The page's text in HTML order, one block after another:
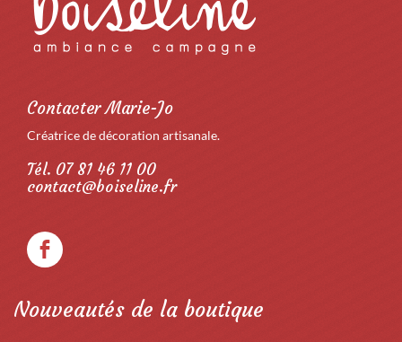
Contacter Marie-Jo
Créatrice de décoration artisanale.
Tél. 07 81 46 11 00
contact@boiseline.fr
Nouveautés de la boutique